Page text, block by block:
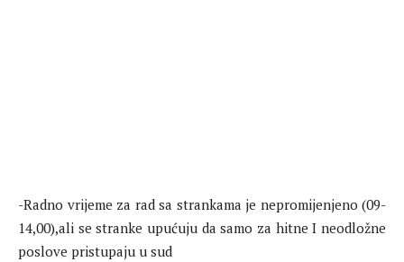
-Radno vrijeme za rad sa strankama je nepromijenjeno (09-
14,00),ali se stranke upućuju da samo za hitne I neodložne
poslove pristupaju u sud